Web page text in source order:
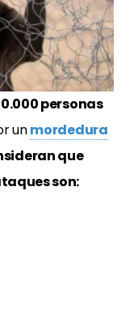
personas
unmordedura
que
son: